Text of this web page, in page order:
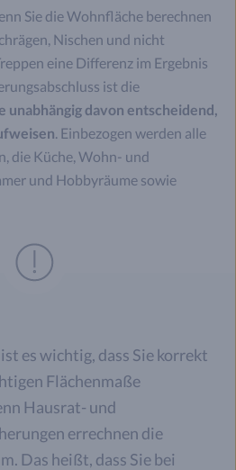
Sie die Wohnfläche berechnen
Nischen und nicht
eine Differenz im Ergebnis
ist die
unabhängig davon entscheidend,
. Einbezogen werden alle
die Küche, Wohn- und
und Hobbyräume sowie
es wichtig, dass Sie korrekt
Flächenmaße
Hausrat- und
errechnen die
Das heißt, dass Sie bei